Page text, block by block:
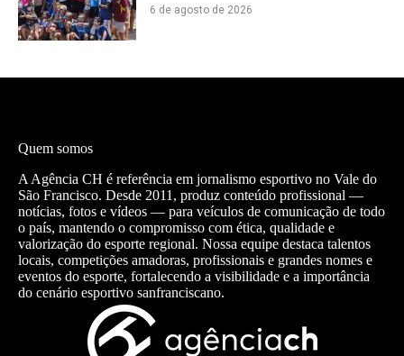
6 de agosto de 2026
Quem somos
A Agência CH é referência em jornalismo esportivo no Vale do
São Francisco. Desde 2011, produz conteúdo profissional —
notícias, fotos e vídeos — para veículos de comunicação de todo
o país, mantendo o compromisso com ética, qualidade e
valorização do esporte regional. Nossa equipe destaca talentos
locais, competições amadoras, profissionais e grandes nomes e
eventos do esporte, fortalecendo a visibilidade e a importância
do cenário esportivo sanfranciscano.